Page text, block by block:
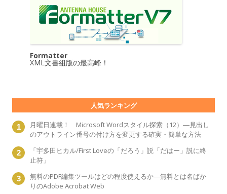
Formatter
XML文書組版の最高峰！
人気ランキング
月曜日連載！ Microsoft Wordスタイル探索（12）―見出し
のアウトライン番号の付け方を変更する確実・簡単な方法
「宇多田ヒカル/First Loveの「だろう」説「だはー」説に終
止符」
無料のPDF編集ツールはどの程度使えるか―無料とは名ばか
りのAdobe Acrobat Web